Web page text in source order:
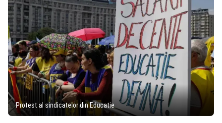
Protest al sindicatelor din Educatie